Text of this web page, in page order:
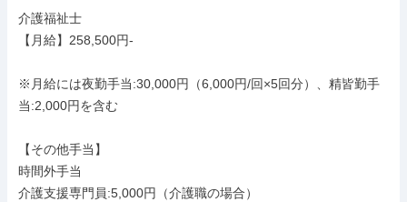
介護福祉士
【月給】258,500円-
※月給には夜勤手当:30,000円（6,000円/回×5回分）、精皆勤手
当:2,000円を含む
【その他手当】
時間外手当
介護支援専門員:5,000円（介護職の場合）